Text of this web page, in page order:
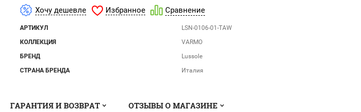
Хочу дешевле Избранное Сравнение
АРТИКУЛ
LSN-0106-01-TAW
КОЛЛЕКЦИЯ
VARMO
БРЕНД
Lussole
СТРАНА БРЕНДА
Италия
ГАРАНТИЯ И ВОЗВРАТ ОТЗЫВЫ О МАГАЗИНЕ